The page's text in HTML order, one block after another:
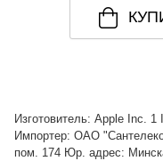
Изготовитель: Apple Inc.
Импортер: ОАО
пом. 174 Юр. адрес: